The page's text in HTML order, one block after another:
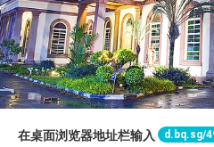
在桌面浏览器地址栏输入 d.bq.sg/